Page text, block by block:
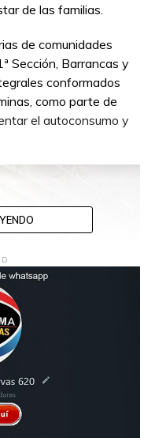
de las familias.
de comunidades
Sección, Barrancas y
conformados
como parte de
el autoconsumo y
destacó que
de alcanzar a 2 mil
2026, mediante una